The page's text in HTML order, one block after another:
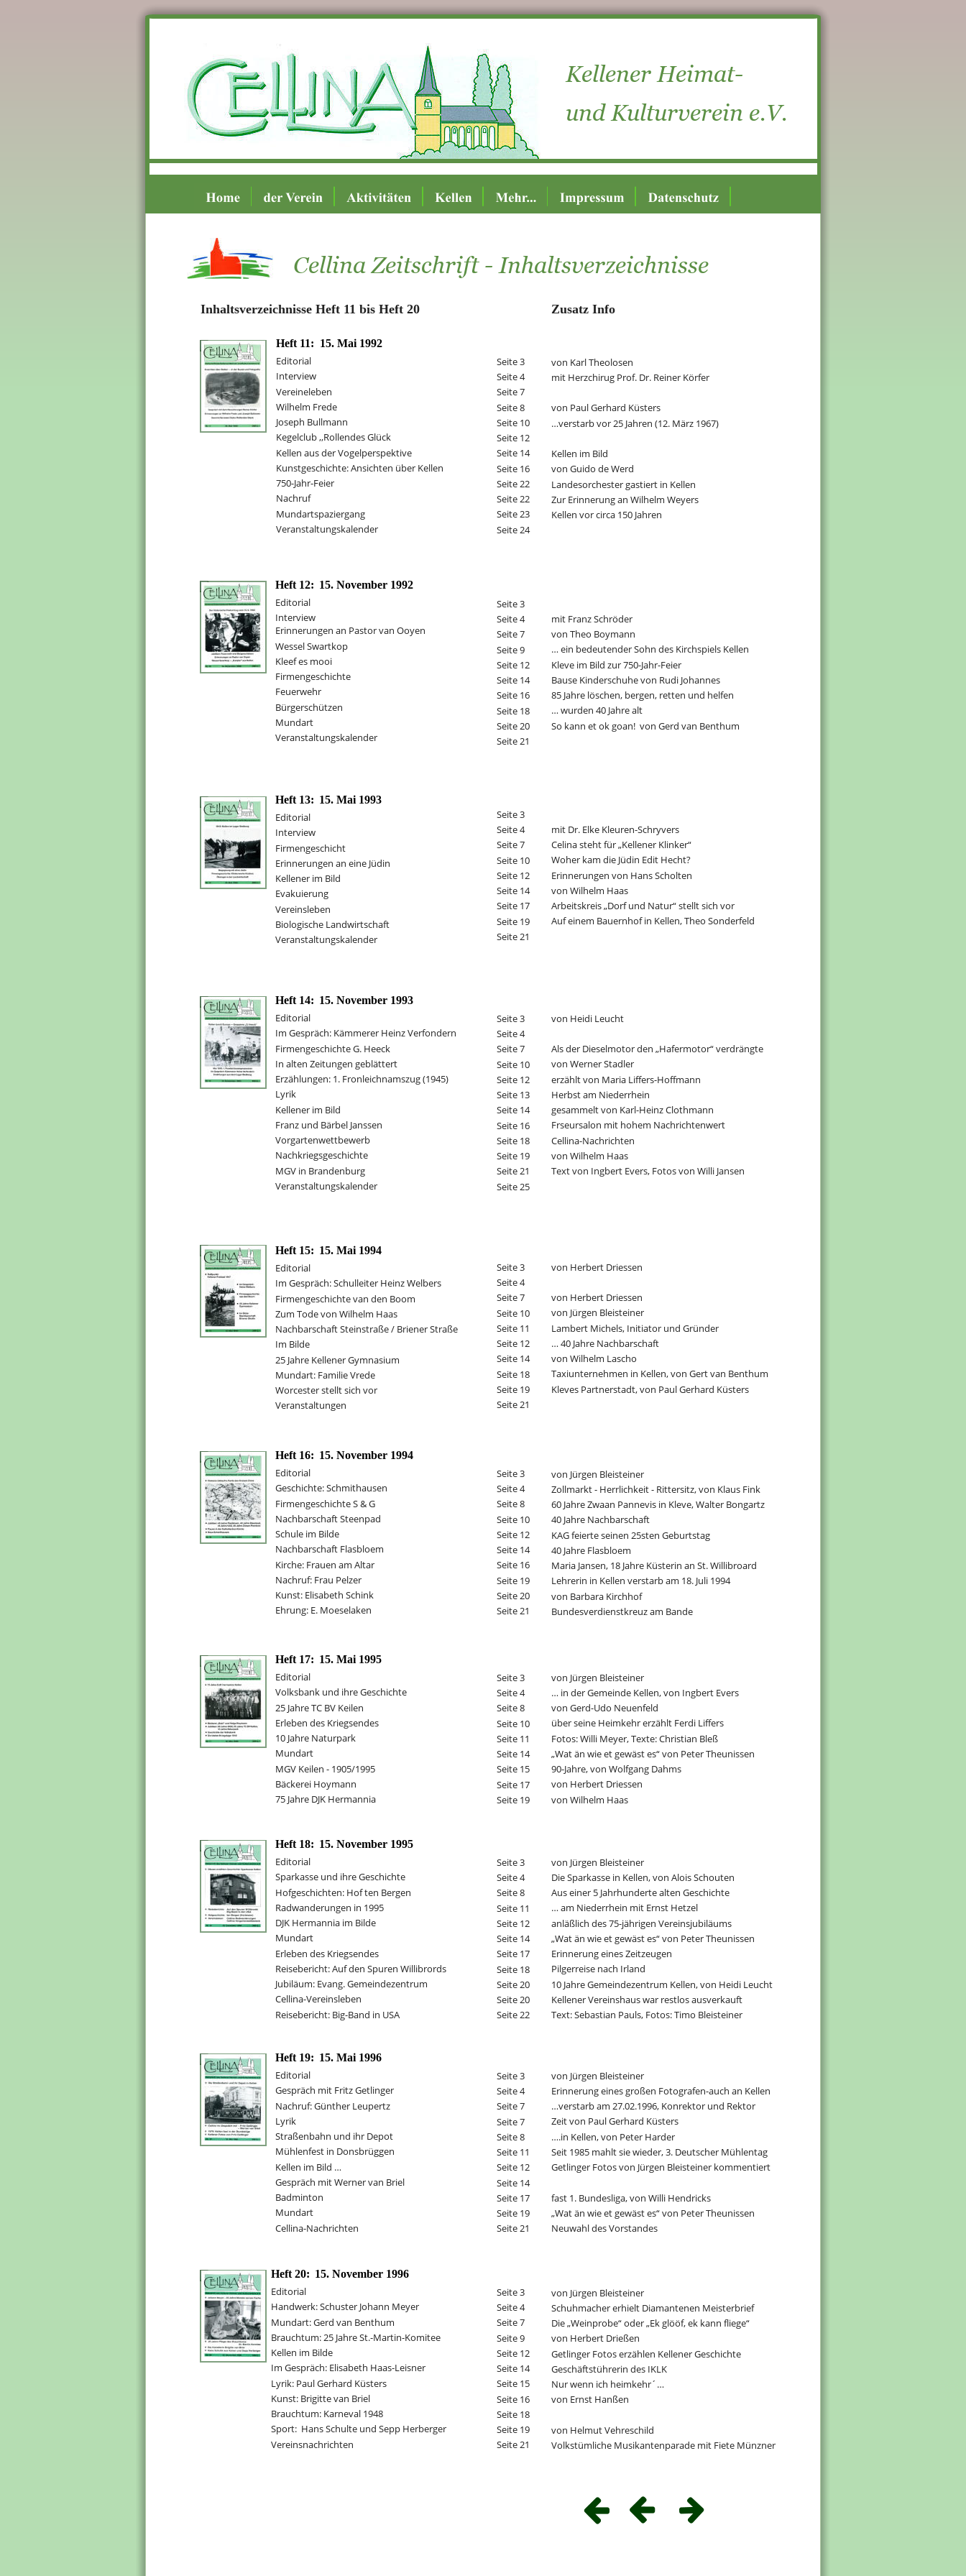
Cellina Zeitschrift - Inhaltsverzeichnisse
Kellener Heimat-
und Kulturverein e.V.
Editorial
Interview
Vereineleben
Wilhelm Frede
Joseph Bullmann
Kegelclub ,,Rollendes Glück
Kellen aus der Vogelperspektive
Kunstgeschichte: Ansichten über Kellen
750-Jahr-Feier
Nachruf
Mundartspaziergang
Veranstaltungskalender
Heft 11: 15. Mai 1992
Seite 3
Seite 4
Seite 7
Seite 8
Seite 10
Seite 12
Seite 14
Seite 16
Seite 22
Seite 22
Seite 23
Seite 24
von Karl Theolosen
mit Herzchirug Prof. Dr. Reiner Körfer
von Paul Gerhard Küsters
…verstarb vor 25 Jahren (12. März 1967)
Kellen im Bild
von Guido de Werd
Landesorchester gastiert in Kellen
Zur Erinnerung an Wilhelm Weyers
Kellen vor circa 150 Jahren
Inhaltsverzeichnisse Heft 11 bis Heft 20 Zusatz Info
Editorial
Erinnerungen an Pastor van Ooyen
Wessel Swartkop
Kleef es mooi
Firmengeschichte
Feuerwehr
Bürgerschützen
Mundart
Veranstaltungskalender
Heft 12: 15. November 1992
Interview
Editorial
Im Gespräch: Kämmerer Heinz Verfondern
Firmengeschichte G. Heeck
In alten Zeitungen geblättert
Erzählungen: 1. Fronleichnamszug (1945)
Lyrik
Kellener im Bild
Franz und Bärbel Janssen
Vorgartenwettbewerb
Nachkriegsgeschichte
MGV in Brandenburg
Veranstaltungskalender
Heft 14: 15. November 1993
Editorial
Im Gespräch: Schulleiter Heinz Welbers
Firmengeschichte van den Boom
Zum Tode von Wilhelm Haas
Nachbarschaft Steinstraße / Briener Straße
Im Bilde
25 Jahre Kellener Gymnasium
Mundart: Familie Vrede
Worcester stellt sich vor
Veranstaltungen
Heft 15: 15. Mai 1994
Editorial
Interview
Firmengeschicht
Erinnerungen an eine Jüdin
Kellener im Bild
Evakuierung
Vereinsleben
Biologische Landwirtschaft
Veranstaltungskalender
Heft 13: 15. Mai 1993
Editorial
Volksbank und ihre Geschichte
25 Jahre TC BV Keilen
Erleben des Kriegsendes
10 Jahre Naturpark
Mundart
MGV Keilen - 1905/1995
Bäckerei Hoymann
75 Jahre DJK Hermannia
Heft 17: 15. Mai 1995
Editorial
Gespräch mit Fritz Getlinger
Nachruf: Günther Leupertz
Lyrik
Straßenbahn und ihr Depot
Mühlenfest in Donsbrüggen
Kellen im Bild …
Gespräch mit Werner van Briel
Badminton
Mundart
Cellina-Nachrichten
Heft 19: 15. Mai 1996
Editorial
Geschichte: Schmithausen
Firmengeschichte S & G
Nachbarschaft Steenpad
Schule im Bilde
Nachbarschaft Flasbloem
Kirche: Frauen am Altar
Nachruf: Frau Pelzer
Kunst: Elisabeth Schink
Ehrung: E. Moeselaken
Heft 16: 15. November 1994
Editorial
Handwerk: Schuster Johann Meyer
Mundart: Gerd van Benthum
Brauchtum: 25 Jahre St.-Martin-Komitee
Kellen im Bilde
Im Gespräch: Elisabeth Haas-Leisner
Lyrik: Paul Gerhard Küsters
Kunst: Brigitte van Briel
Brauchtum: Karneval 1948
Sport:  Hans Schulte und Sepp Herberger
Vereinsnachrichten
Heft 20: 15. November 1996
Editorial
Sparkasse und ihre Geschichte
Hofgeschichten: Hof ten Bergen
Radwanderungen in 1995
DJK Hermannia im Bilde
Mundart
Erleben des Kriegsendes
Reisebericht: Auf den Spuren Willibrords
Jubiläum: Evang. Gemeindezentrum
Cellina-Vereinsleben
Reisebericht: Big-Band in USA
Heft 18: 15. November 1995
Seite 3
Seite 4
Seite 7
Seite 9
Seite 12
Seite 14
Seite 16
Seite 18
Seite 20
Seite 21
Seite 3
Seite 4
Seite 7
Seite 10
Seite 12
Seite 14
Seite 17
Seite 19
Seite 21
mit Dr. Elke Kleuren-Schryvers
Celina steht für „Kellener Klinker“
Woher kam die Jüdin Edit Hecht?
Erinnerungen von Hans Scholten
von Wilhelm Haas
Arbeitskreis „Dorf und Natur“ stellt sich vor
Auf einem Bauernhof in Kellen, Theo Sonderfeld
Seite 3
Seite 4
Seite 7
Seite 10
Seite 12
Seite 13
Seite 14
Seite 16
Seite 18
Seite 19
Seite 21
Seite 25
von Heidi Leucht
Als der Dieselmotor den „Hafermotor“ verdrängte
von Werner Stadler
erzählt von Maria Liffers-Hoffmann
Herbst am Niederrhein
gesammelt von Karl-Heinz Clothmann
Frseursalon mit hohem Nachrichtenwert
Cellina-Nachrichten
von Wilhelm Haas
Text von Ingbert Evers, Fotos von Willi Jansen
mit Franz Schröder
von Theo Boymann
… ein bedeutender Sohn des Kirchspiels Kellen
Kleve im Bild zur 750-Jahr-Feier
Bause Kinderschuhe von Rudi Johannes
85 Jahre löschen, bergen, retten und helfen
… wurden 40 Jahre alt
So kann et ok goan!  von Gerd van Benthum
von Herbert Driessen
von Herbert Driessen
von Jürgen Bleisteiner
Lambert Michels, Initiator und Gründer
… 40 Jahre Nachbarschaft
von Wilhelm Lascho
Taxiunternehmen in Kellen, von Gert van Benthum
Kleves Partnerstadt, von Paul Gerhard Küsters
Seite 3
Seite 4
Seite 7
Seite 10
Seite 11
Seite 12
Seite 14
Seite 18
Seite 19
Seite 21
von Jürgen Bleisteiner
Zollmarkt - Herrlichkeit - Rittersitz, von Klaus Fink
60 Jahre Zwaan Pannevis in Kleve, Walter Bongartz
40 Jahre Nachbarschaft
KAG feierte seinen 25sten Geburtstag
40 Jahre Flasbloem
Maria Jansen, 18 Jahre Küsterin an St. Willibroard
Lehrerin in Kellen verstarb am 18. Juli 1994
von Barbara Kirchhof
Bundesverdienstkreuz am Bande
Seite 3
Seite 4
Seite 8
Seite 10
Seite 12
Seite 14
Seite 16
Seite 19
Seite 20
Seite 21
von Jürgen Bleisteiner
… in der Gemeinde Kellen, von Ingbert Evers
von Gerd-Udo Neuenfeld
über seine Heimkehr erzählt Ferdi Liffers
Fotos: Willi Meyer, Texte: Christian Bleß
„Wat än wie et gewäst es“ von Peter Theunissen
90-Jahre, von Wolfgang Dahms
von Herbert Driessen
von Wilhelm Haas
Seite 3
Seite 4
Seite 8
Seite 10
Seite 11
Seite 14
Seite 15
Seite 17
Seite 19
Seite 3
Seite 4
Seite 8
Seite 11
Seite 12
Seite 14
Seite 17
Seite 18
Seite 20
Seite 20
Seite 22
Seite 3
Seite 4
Seite 7
Seite 7
Seite 8
Seite 11
Seite 12
Seite 14
Seite 17
Seite 19
Seite 21
Seite 3
Seite 4
Seite 7
Seite 9
Seite 12
Seite 14
Seite 15
Seite 16
Seite 18
Seite 19
Seite 21
von Jürgen Bleisteiner
Die Sparkasse in Kellen, von Alois Schouten
Aus einer 5 Jahrhunderte alten Geschichte
… am Niederrhein mit Ernst Hetzel
anläßlich des 75-jährigen Vereinsjubiläums
„Wat än wie et gewäst es“ von Peter Theunissen
Erinnerung eines Zeitzeugen
Pilgerreise nach Irland
10 Jahre Gemeindezentrum Kellen, von Heidi Leucht
Kellener Vereinshaus war restlos ausverkauft
Text: Sebastian Pauls, Fotos: Timo Bleisteiner
von Jürgen Bleisteiner
Erinnerung eines großen Fotografen-auch an Kellen
…verstarb am 27.02.1996, Konrektor und Rektor
Zeit von Paul Gerhard Küsters
….in Kellen, von Peter Harder
Seit 1985 mahlt sie wieder, 3. Deutscher Mühlentag
Getlinger Fotos von Jürgen Bleisteiner kommentiert
fast 1. Bundesliga, von Willi Hendricks
„Wat än wie et gewäst es“ von Peter Theunissen
Neuwahl des Vorstandes
von Jürgen Bleisteiner
Schuhmacher erhielt Diamantenen Meisterbrief
Die „Weinprobe“ oder „Ek glööf, ek kann fliege“
von Herbert Drießen
Getlinger Fotos erzählen Kellener Geschichte
Geschäftstührerin des IKLK
Nur wenn ich heimkehr´…
von Ernst Hanßen
von Helmut Vehreschild
Volkstümliche Musikantenparade mit Fiete Münzner